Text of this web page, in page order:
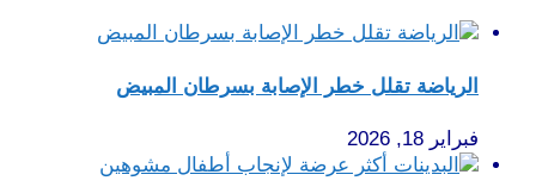
الرياضة تقلل خطر الإصابة بسرطان المبيض
فبراير 18, 2026